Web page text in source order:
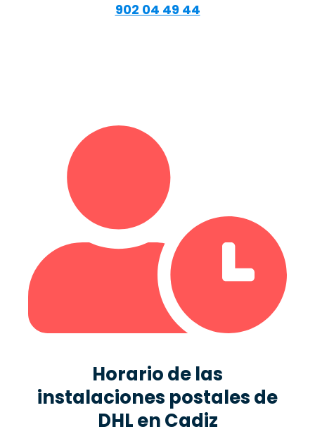
902 04 49 44
Horario de las
instalaciones postales de
DHL en Cadiz